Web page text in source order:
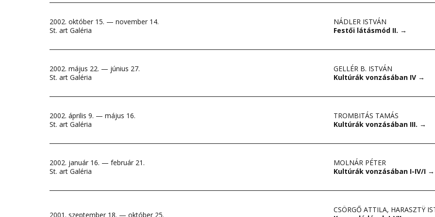
2002. október 15. — november 14.
St. art Galéria
NÁDLER ISTVÁN
Festői látásmód II. →
2002. május 22. — június 27.
St. art Galéria
GELLÉR B. ISTVÁN
Kultúrák vonzásában IV →
2002. április 9. — május 16.
St. art Galéria
TROMBITÁS TAMÁS
Kultúrák vonzásában III. →
2002. január 16. — február 21.
St. art Galéria
MOLNÁR PÉTER
Kultúrák vonzásában I-IV/I →
2001. szeptember 18. — október 25.
CSÖRGŐ ATTILA, HARASZTŸ